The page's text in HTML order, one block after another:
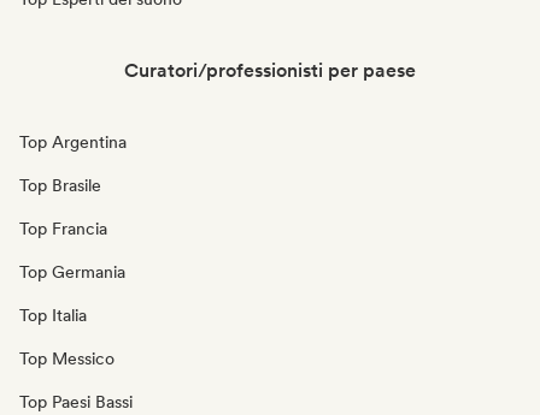
Curatori/professionisti per paese
Top Argentina
Top Brasile
Top Francia
Top Germania
Top Italia
Top Messico
Top Paesi Bassi